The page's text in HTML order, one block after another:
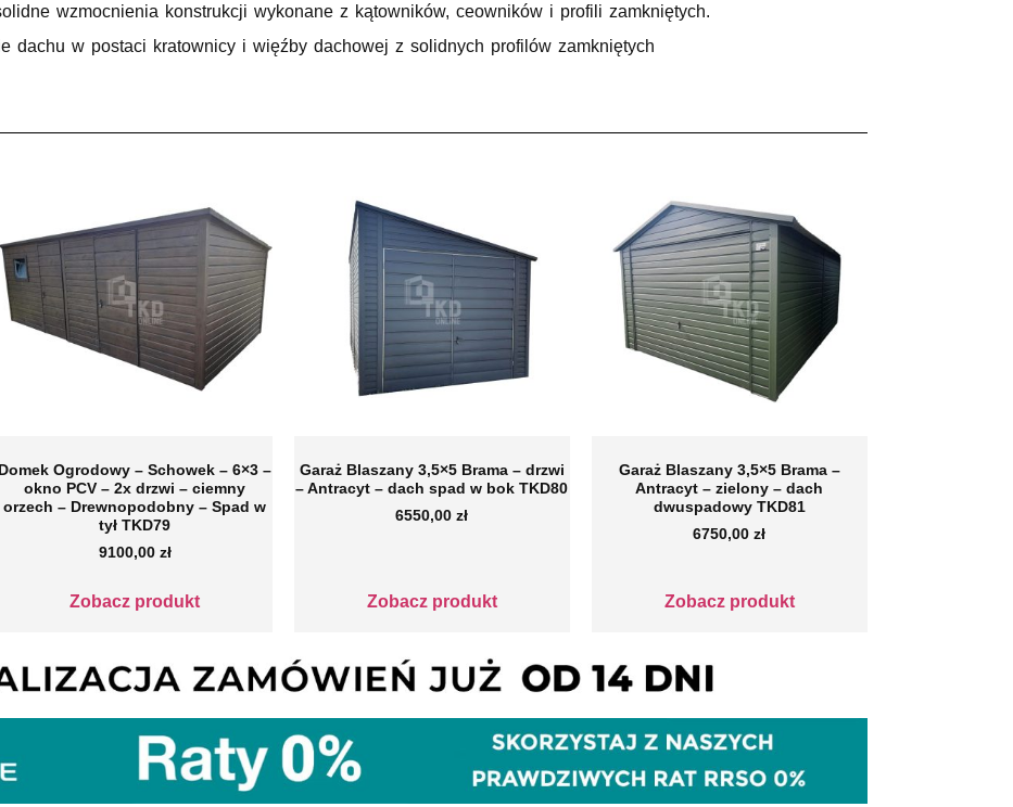
wzmocnienia konstrukcji wykonane z kątowników, ceowników i profili zamkniętych.
dachu w postaci kratownicy i więźby dachowej z solidnych profilów zamkniętych
Domek Ogrodowy – Schowek – 6×3 –
okno PCV – 2x drzwi – ciemny
orzech – Drewnopodobny – Spad w
tył TKD79
9100,00 zł
Zobacz produkt
Garaż Blaszany 3,5×5 Brama – drzwi
– Antracyt – dach spad w bok TKD80
6550,00zł
Zobacz produkt
Garaż Blaszany 3,5×5 Brama –
Antracyt – zielony – dach
dwuspadowy TKD81
6750,00zł
Zobacz produkt